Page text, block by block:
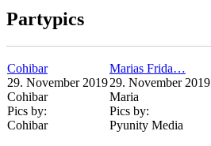
Partypics
Cohibar
29. November 2019
Cohibar
Pics by:
Cohibar
Marias Frida…
29. November 2019
Maria
Pics by:
Pyunity Media